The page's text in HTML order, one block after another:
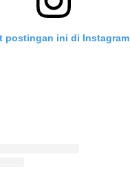
postingan ini di Instagram